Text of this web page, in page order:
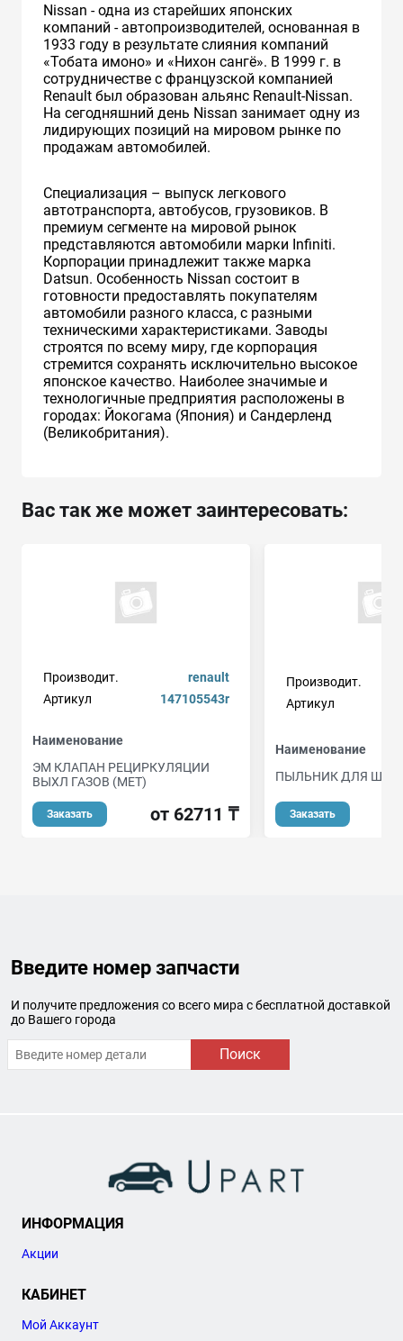
Nissan - одна из старейших японских
компаний - автопроизводителей, основанная в
1933 году в результате слияния компаний
«Тобата имоно» и «Нихон сангё». В 1999 г. в
сотрудничестве с французcкой компанией
Renault был образован альянс Renault-Nissan.
На сегодняшний день Nissan занимает одну из
лидирующих позиций на мировом рынке по
продажам автомобилей.
Специализация – выпуск легкового
автотранспорта, автобусов, грузовиков. В
премиум сегменте на мировой рынок
представляются автомобили марки Infiniti.
Корпорации принадлежит также марка
Datsun. Особенность Nissan состоит в
готовности предоставлять покупателям
автомобили разного класса, с разными
техническими характеристиками. Заводы
строятся по всему миру, где корпорация
стремится сохранять исключительно высокое
японское качество. Наиболее значимые и
технологичные предприятия расположены в
городах: Йокогама (Япония) и Сандерленд
(Великобритания).
Вас так же может заинтересовать:
Производит.
renault
Артикул
147105543r
Наименование
ЭМ КЛАПАН РЕЦИРКУЛЯЦИИ
ВЫХЛ ГАЗОВ (МЕТ)
Заказать от 62711 ₸
Производит.
Артикул
Наименование
ПЫЛЬНИК ДЛЯ
Заказать
Введите номер запчасти
И получите предложения со всего мира с бесплатной доставкой
до Вашего города
Поиск
ИНФОРМАЦИЯ
Акции
КАБИНЕТ
Мой Аккаунт